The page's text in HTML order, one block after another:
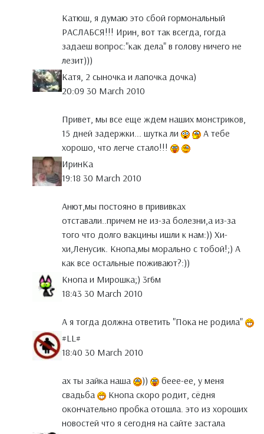
Катюш, я думаю это сбой гормональный
РАСЛАБСЯ!!! Ирин, вот так всегда, гогда
задаеш вопрос:"как дела" в голову ничего не
лезит)))
Катя, 2 сыночка и лапочка дочка)
20:09 30 March 2010
Привет, мы все еще ждем наших монстриков,
15 дней задержки... шутка ли
А тебе
хорошо, что легче стало!!!
ИринКа
19:18 30 March 2010
Анют,мы постояно в прививках
отставали..причем не из-за болезни,а из-за
того что долго вакцины ишли к нам:)) Хи-
хи,Ленусик. Кнопа,мы морально с тобой!;) А
как все остальные поживают?:))
Кнопа и Мирошка;) 3г6м
18:43 30 March 2010
А я тогда должна ответить "Пока не родила"
#LL#
18:40 30 March 2010
ах ты зайка наша ))
беее-ее, у меня
свадьба
Кнопа скоро родит, сёдня
окончательно пробка отошла. это из хороших
новостей что я сегодня на сайте застала